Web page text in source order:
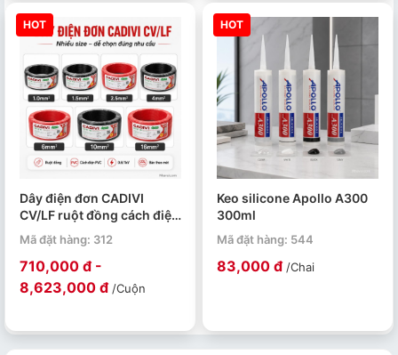
HOT
Dây điện đơn CADIVI
CV/LF ruột đồng cách điện
PVC 0.6/1kV cuộn 100m
Mã đặt hàng: 312
710,000 đ -
8,623,000 đ /Cuộn
HOT
Keo silicone Apollo A300
300ml
Mã đặt hàng: 544
83,000 đ /Chai